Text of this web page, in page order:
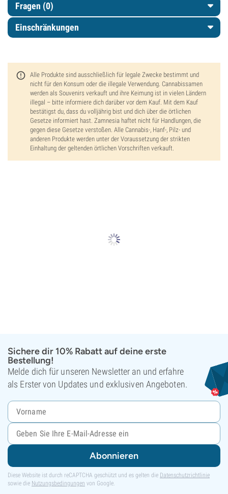
Fragen (0)
Einschränkungen
Alle Produkte sind ausschließlich für legale Zwecke bestimmt und
nicht für den Konsum oder die illegale Verwendung. Cannabissamen
werden als Souvenirs verkauft und ihre Keimung ist in vielen Ländern
illegal – bitte informiere dich darüber vor dem Kauf. Mit dem Kauf
bestätigst du, dass du volljährig bist und dich über die örtlichen
Gesetze informiert hast. Zamnesia haftet nicht für Handlungen, die
gegen diese Gesetze verstoßen. Alle Cannabis-, Hanf-, Pilz- und
anderen Produkte werden unter der Voraussetzung der strikten
Einhaltung der geltenden örtlichen Vorschriften verkauft.
Sichere dir 10% Rabatt auf deine erste
Bestellung!
Melde dich für unseren Newsletter an und erfahre
als Erster von Updates und exklusiven Angeboten.
Abonnieren
Diese Website ist durch reCAPTCHA geschützt und es gelten die Datenschutzrichtlinie
sowie die Nutzungsbedingungen von Google.